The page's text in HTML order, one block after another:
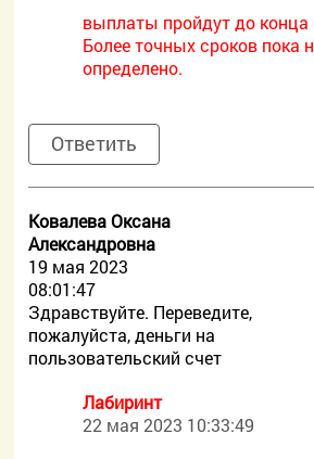
выплаты пройдут до конца
Более точных сроков пока
определено.
Ответить
Ковалева Оксана
Александровна
19 мая 2023
08:01:47
Здравствуйте. Переведите,
пожалуйста, деньги на
пользовательский счет
Лабиринт
22 мая 2023 10:33:49